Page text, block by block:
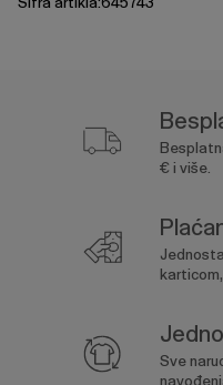
€ i više.
Sve